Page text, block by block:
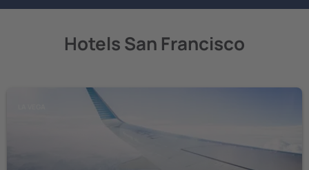
Hotels San Francisco